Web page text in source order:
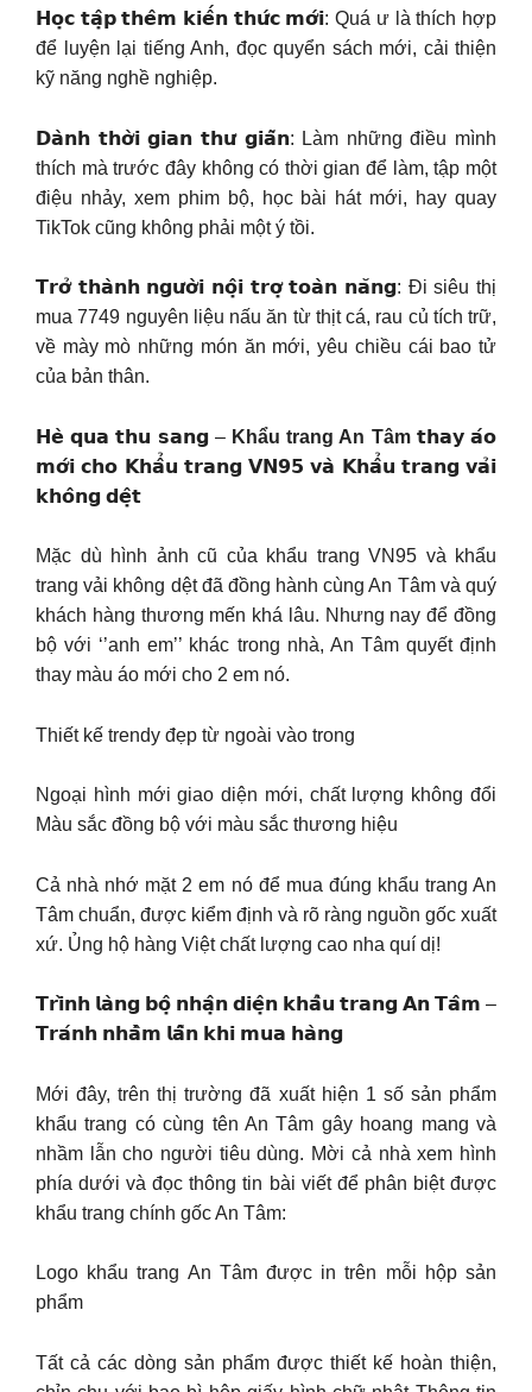
𝗛𝗼̣𝗰 𝘁𝗮̣̂𝗽 𝘁𝗵𝗲̂𝗺 𝗸𝗶𝗲̂́𝗻 𝘁𝗵𝘂̛́𝗰 𝗺𝗼̛́𝗶: Quá ư là thích hợp
để luyện lại tiếng Anh, đọc quyển sách mới, cải thiện
kỹ năng nghề nghiệp.
𝗗𝗮̀𝗻𝗵 𝘁𝗵𝗼̛̀𝗶 𝗴𝗶𝗮𝗻 𝘁𝗵𝘂̛ 𝗴𝗶𝗮̃𝗻: Làm những điều mình
thích mà trước đây không có thời gian để làm, tập một
điệu nhảy, xem phim bộ, học bài hát mới, hay quay
TikTok cũng không phải một ý tồi.
𝗧𝗿𝗼̛̉ 𝘁𝗵𝗮̀𝗻𝗵 𝗻𝗴𝘂̛𝗼̛̀𝗶 𝗻𝗼̣̂𝗶 𝘁𝗿𝗼̛̣ 𝘁𝗼𝗮̀𝗻 𝗻𝗮̆𝗻𝗴: Đi siêu thị
mua 7749 nguyên liệu nấu ăn từ thịt cá, rau củ tích trữ,
về mày mò những món ăn mới, yêu chiều cái bao tử
của bản thân.
𝗛𝗲̀ 𝗾𝘂𝗮 𝘁𝗵𝘂 𝘀𝗮𝗻𝗴 – Khẩu trang An Tâm𝘁𝗵𝗮𝘆 𝗮́𝗼
𝗺𝗼̛́𝗶 𝗰𝗵𝗼 𝗞𝗵𝗮̂̉𝘂 𝘁𝗿𝗮𝗻𝗴 𝗩𝗡𝟵𝟱 𝘃𝗮̀ 𝗞𝗵𝗮̂̉𝘂 𝘁𝗿𝗮𝗻𝗴 𝘃𝗮̉𝗶
𝗸𝗵𝗼̂𝗻𝗴 𝗱𝗲̣̂𝘁
Mặc dù hình ảnh cũ của khẩu trang VN95 và khẩu
trang vải không dệt đã đồng hành cùng An Tâm và quý
khách hàng thương mến khá lâu. Nhưng nay để đồng
bộ với ‘’anh em’’ khác trong nhà, An Tâm quyết định
thay màu áo mới cho 2 em nó.
Thiết kế trendy đẹp từ ngoài vào trong
Ngoại hình mới giao diện mới, chất lượng không đổi
Màu sắc đồng bộ với màu sắc thương hiệu
Cả nhà nhớ mặt 2 em nó để mua đúng khẩu trang An
Tâm chuẩn, được kiểm định và rõ ràng nguồn gốc xuất
xứ. Ủng hộ hàng Việt chất lượng cao nha quí dị!
𝗧𝗿𝗶̀𝗻𝗵 𝗹𝗮̀𝗻𝗴 𝗯𝗼̣̂ 𝗻𝗵𝗮̣̂𝗻 𝗱𝗶𝗲̣̂𝗻 𝗸𝗵𝗮̂̉𝘂 𝘁𝗿𝗮𝗻𝗴 𝗔𝗻 𝗧𝗮̂𝗺 –
𝗧𝗿𝗮́𝗻𝗵 𝗻𝗵𝗮̂̀𝗺 𝗹𝗮̂̃𝗻 𝗸𝗵𝗶 𝗺𝘂𝗮 𝗵𝗮̀𝗻𝗴
Mới đây, trên thị trường đã xuất hiện 1 số sản phẩm
khẩu trang có cùng tên An Tâm gây hoang mang và
nhầm lẫn cho người tiêu dùng. Mời cả nhà xem hình
phía dưới và đọc thông tin bài viết để phân biệt được
khẩu trang chính gốc An Tâm:
Logo khẩu trang An Tâm được in trên mỗi hộp sản
phẩm
Tất cả các dòng sản phẩm được thiết kế hoàn thiện,